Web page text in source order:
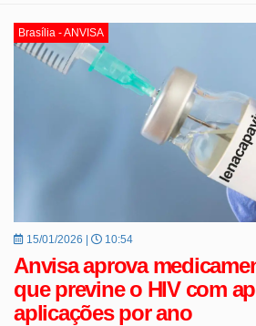
Brasília - ANVISA
15/01/2026 | 10:54
Anvisa aprova
que previne o HIV com
aplicações por ano